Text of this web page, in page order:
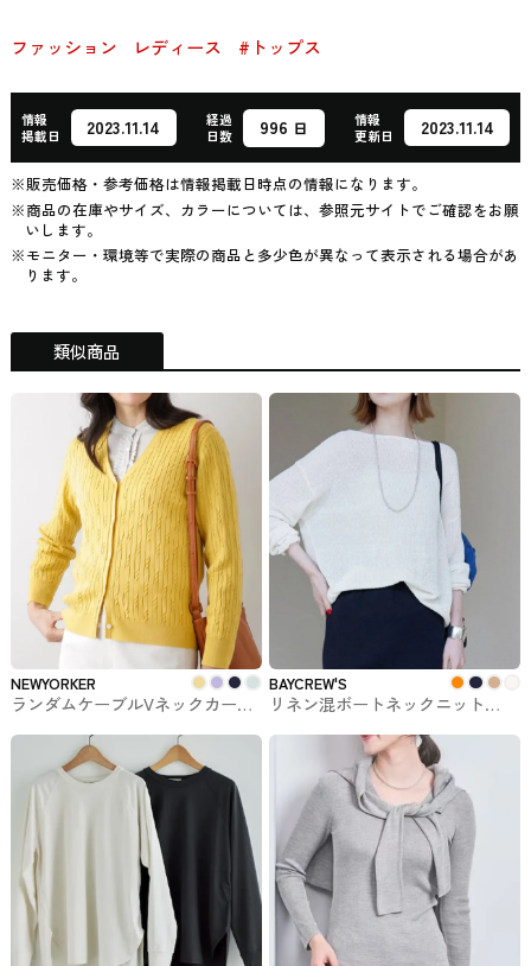
ファッション レディース #トップス
情報
掲載日
2023.11.14
経過
日数
996 日
情報
更新日
2023.11.14
※販売価格・参考価格は情報掲載日時点の情報になります。
※商品の在庫やサイズ、カラーについては、参照元サイトでご確認をお願
いします。
※モニター・環境等で実際の商品と多少色が異なって表示される場合があ
ります。
類似商品
NEWYORKER
ランダムケーブルVネックカーデ
BAYCREW'S
リネン混ボートネックニット